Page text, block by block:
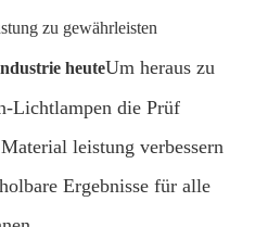
zu gewährleisten
heuteUm heraus zu
Lichtlampen die Prüf
leistung verbessern
Ergebnisse für alle